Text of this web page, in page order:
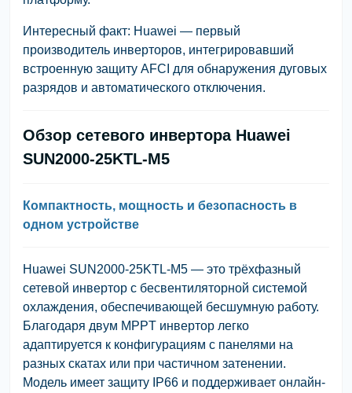
Интересный факт: Huawei — первый
производитель инверторов, интегрировавший
встроенную защиту AFCI для обнаружения дуговых
разрядов и автоматического отключения.
Обзор сетевого инвертора Huawei
SUN2000-25KTL-M5
Компактность, мощность и безопасность в
одном устройстве
Huawei SUN2000-25KTL-M5 — это трёхфазный
сетевой инвертор с бесвентиляторной системой
охлаждения, обеспечивающей бесшумную работу.
Благодаря двум MPPT инвертор легко
адаптируется к конфигурациям с панелями на
разных скатах или при частичном затенении.
Модель имеет защиту IP66 и поддерживает онлайн-